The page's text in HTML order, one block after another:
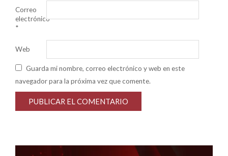
Correo
electrónico
*
Web
Guarda mi nombre, correo electrónico y web en este
navegador para la próxima vez que comente.